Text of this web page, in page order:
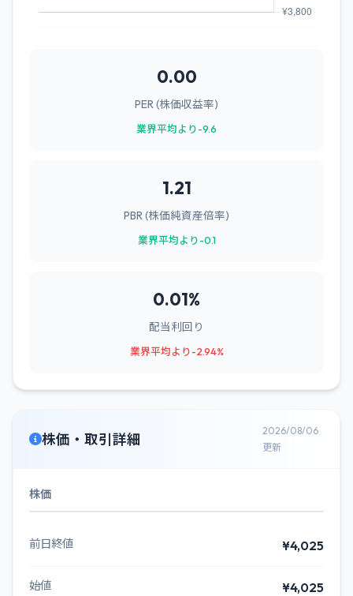
0.00
PER (株価収益率)
業界平均より-9.6
1.21
PBR (株価純資産倍率)
業界平均より-0.1
0.01%
配当利回り
業界平均より-2.94%
株価・取引詳細
2026/08/06
更新
株価
前日終値 ¥4,025
始値 ¥4,025